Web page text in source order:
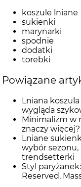
koszule lniane
sukienki
marynarki
spodnie
dodatki
torebki
Powiązane
Lniana
wygląda
Minimalizm w
znaczy więcej?
Lniane
wybór
trendsetterki
Styl
Reserved,